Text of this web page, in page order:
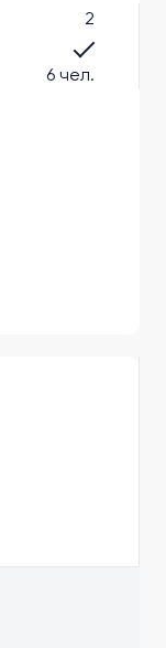
2
6 чел.